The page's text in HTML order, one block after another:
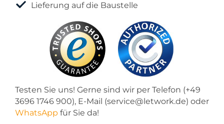
Lieferung auf die Baustelle
Testen Sie uns! Gerne sind wir per Telefon (+49
3696 1746 900), E-Mail (service@letwork.de) oder
WhatsApp für Sie da!